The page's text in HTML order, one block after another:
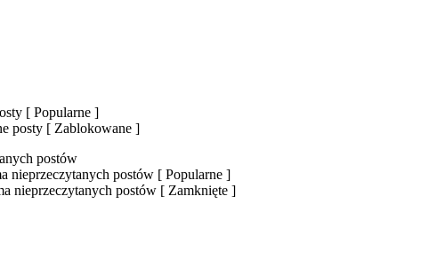
[ Popularne ]
posty [ Zablokowane ]
postów
nieprzeczytanych postów [ Popularne ]
nieprzeczytanych postów [ Zamknięte ]